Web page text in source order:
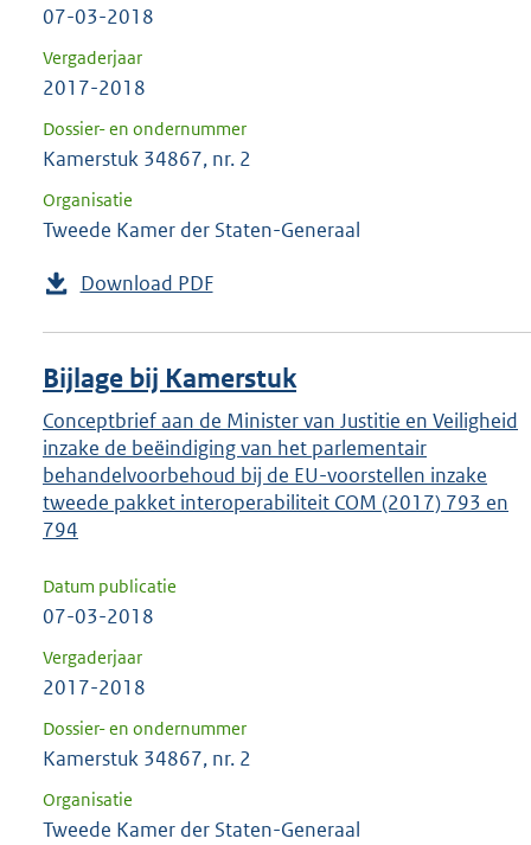
07-03-2018
Vergaderjaar
2017-2018
Dossier- en ondernummer
Kamerstuk 34867, nr. 2
Organisatie
Tweede Kamer der Staten-Generaal
Download PDF
Bijlage bij Kamerstuk
Conceptbrief aan de Minister van Justitie en Veiligheid
inzake de beëindiging van het parlementair
behandelvoorbehoud bij de EU-voorstellen inzake
tweede pakket interoperabiliteit COM (2017) 793 en
794
Datum publicatie
07-03-2018
Vergaderjaar
2017-2018
Dossier- en ondernummer
Kamerstuk 34867, nr. 2
Organisatie
Tweede Kamer der Staten-Generaal